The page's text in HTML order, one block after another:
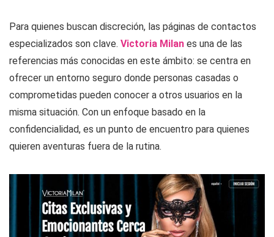
Para quienes buscan discreción, las páginas de contactos
especializados son clave. Victoria Milan es una de las
referencias más conocidas en este ámbito: se centra en
ofrecer un entorno seguro donde personas casadas o
comprometidas pueden conocer a otros usuarios en la
misma situación. Con un enfoque basado en la
confidencialidad, es un punto de encuentro para quienes
quieren aventuras fuera de la rutina.